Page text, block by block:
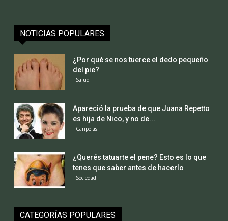
NOTICIAS POPULARES
¿Por qué se nos tuerce el dedo pequeño
del pie?
Salud
Apareció la prueba de que Juana Repetto
es hija de Nico, y no de...
Caripelas
¿Querés tatuarte el pene? Esto es lo que
tenes que saber antes de hacerlo
Sociedad
CATEGORÍAS POPULARES